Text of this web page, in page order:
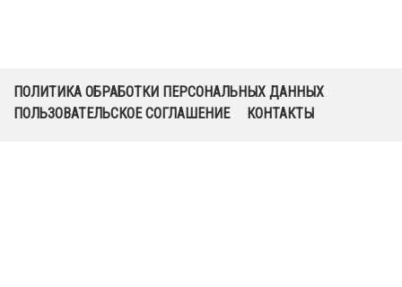
ПОЛИТИКА ОБРАБОТКИ ПЕРСОНАЛЬНЫХ ДАННЫХ
ПОЛЬЗОВАТЕЛЬСКОЕ СОГЛАШЕНИЕ
КОНТАКТЫ